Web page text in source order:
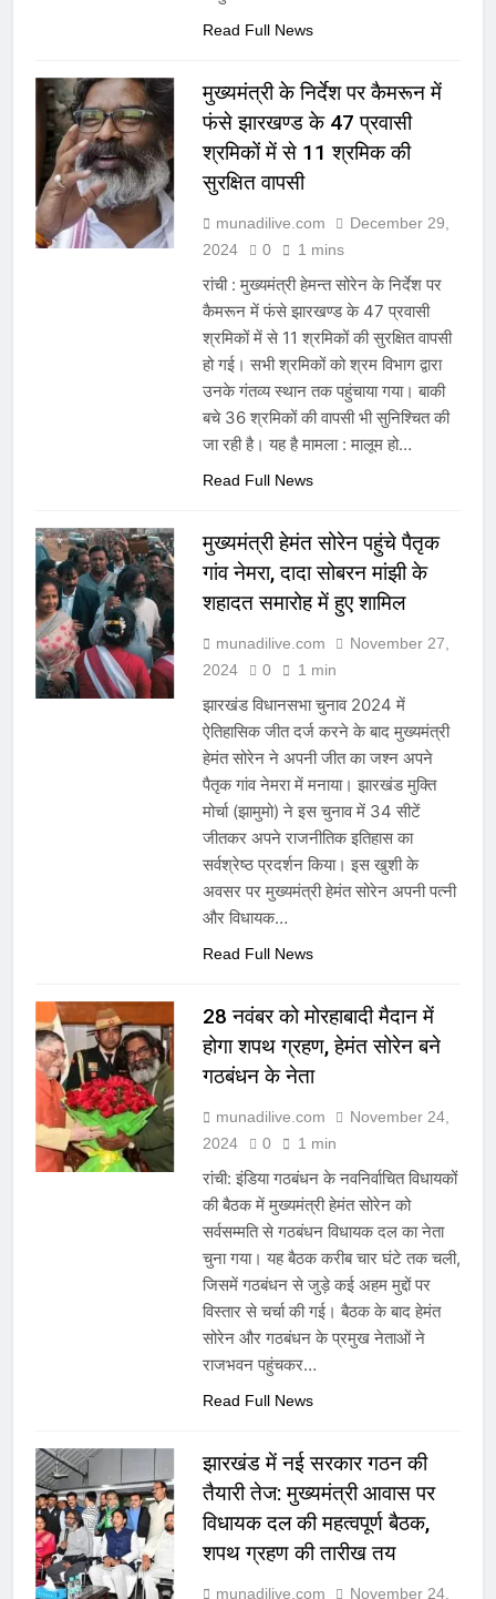
Read Full News
मुख्यमंत्री के निर्देश पर कैमरून में
फंसे झारखण्ड के 47 प्रवासी
श्रमिकों में से 11 श्रमिक की
सुरक्षित वापसी
munadilive.com
December 29,
2024
0 1 mins
रांची : मुख्यमंत्री हेमन्त सोरेन के निर्देश पर
कैमरून में फंसे झारखण्ड के 47 प्रवासी
श्रमिकों में से 11 श्रमिकों की सुरक्षित वापसी
हो गई। सभी श्रमिकों को श्रम विभाग द्वारा
उनके गंतव्य स्थान तक पहुंचाया गया। बाकी
बचे 36 श्रमिकों की वापसी भी सुनिश्चित की
जा रही है। यह है मामला : मालूम हो…
Read Full News
मुख्यमंत्री हेमंत सोरेन पहुंचे पैतृक
गांव नेमरा, दादा सोबरन मांझी के
शहादत समारोह में हुए शामिल
munadilive.com
November 27,
2024
0 1 min
झारखंड विधानसभा चुनाव 2024 में
ऐतिहासिक जीत दर्ज करने के बाद मुख्यमंत्री
हेमंत सोरेन ने अपनी जीत का जश्न अपने
पैतृक गांव नेमरा में मनाया। झारखंड मुक्ति
मोर्चा (झामुमो) ने इस चुनाव में 34 सीटें
जीतकर अपने राजनीतिक इतिहास का
सर्वश्रेष्ठ प्रदर्शन किया। इस खुशी के
अवसर पर मुख्यमंत्री हेमंत सोरेन अपनी पत्नी
और विधायक…
Read Full News
28 नवंबर को मोरहाबादी मैदान में
होगा शपथ ग्रहण, हेमंत सोरेन बने
गठबंधन के नेता
munadilive.com
November 24,
2024
0 1 min
रांची: इंडिया गठबंधन के नवनिर्वाचित विधायकों
की बैठक में मुख्यमंत्री हेमंत सोरेन को
सर्वसम्मति से गठबंधन विधायक दल का नेता
चुना गया। यह बैठक करीब चार घंटे तक चली,
जिसमें गठबंधन से जुड़े कई अहम मुद्दों पर
विस्तार से चर्चा की गई। बैठक के बाद हेमंत
सोरेन और गठबंधन के प्रमुख नेताओं ने
राजभवन पहुंचकर…
Read Full News
झारखंड में नई सरकार गठन की
तैयारी तेज: मुख्यमंत्री आवास पर
विधायक दल की महत्वपूर्ण बैठक,
शपथ ग्रहण की तारीख तय
munadilive.com November 24,